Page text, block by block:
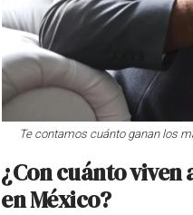
Te contamos cuánto ganan los
¿Con cuánto viven
en México?